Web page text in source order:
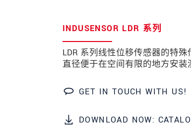
INDUSENSOR LDR 系列
LDR 系列线性位移传感器的特
直径便于在空间有限的地方安装
GET IN TOUCH WITH US!
DOWNLOAD NOW:
国家 *
留言 *